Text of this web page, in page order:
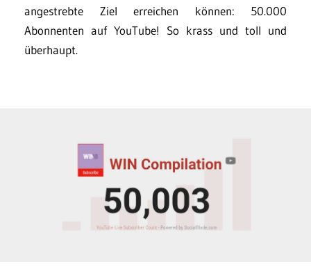
angestrebte Ziel erreichen können: 50.000
Abonnenten auf YouTube! So krass und toll und
überhaupt.